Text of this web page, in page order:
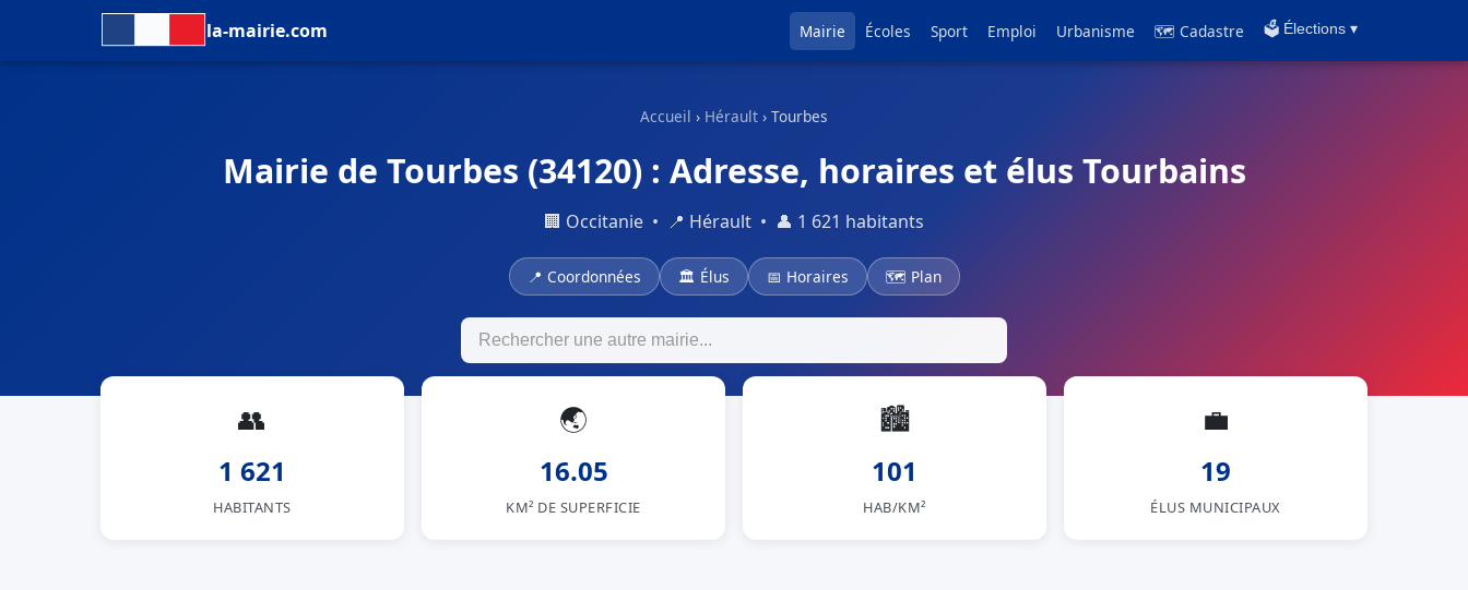
la-mairie.com Mairie Écoles Sport Emploi Urbanisme 🗺 Cadastre 🗳️ Élections ▾
Accueil › Hérault › Tourbes
Mairie de Tourbes (34120) : Adresse, horaires et élus Tourbains
🏢 Occitanie • 📍 Hérault • 👤 1 621 habitants
📍 Coordonnées 🏛 Élus 📅 Horaires 🗺 Plan
👥
1 621
HABITANTS
🌏
16.05
KM² DE SUPERFICIE
🏙
101
HAB/KM²
💼
19
ÉLUS MUNICIPAUX